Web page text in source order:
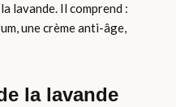
lavande. Il comprend :
une crème anti-âge,
la lavande